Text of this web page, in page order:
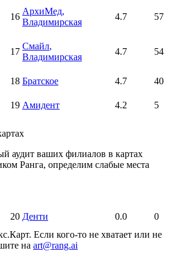
16
АрхиМед,
Владимирская
4.7 57
17
Смайл,
Владимирская
4.7 54
18 Братское 4.7
40
19 Амидент 4.2 5
аудит ваших филиалов в картах
Ранга, определим слабые места
20 Денти 0.0
0
Если кого-то не хватает или не
на art@rang.ai